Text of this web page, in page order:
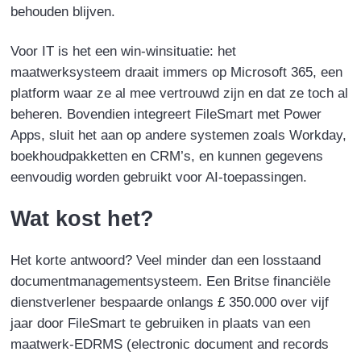
behouden blijven.
Voor IT is het een win-winsituatie: het
maatwerksysteem draait immers op Microsoft 365, een
platform waar ze al mee vertrouwd zijn en dat ze toch al
beheren. Bovendien integreert FileSmart met Power
Apps, sluit het aan op andere systemen zoals Workday,
boekhoudpakketten en CRM’s, en kunnen gegevens
eenvoudig worden gebruikt voor AI-toepassingen.
Wat kost het?
Het korte antwoord? Veel minder dan een losstaand
documentmanagementsysteem. Een Britse financiële
dienstverlener bespaarde onlangs£ 350.000 over vijf
jaar door FileSmart te gebruiken in plaats van een
maatwerk-EDRMS (electronic document and records